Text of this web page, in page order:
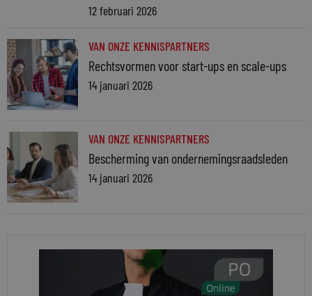
12 februari 2026
VAN ONZE KENNISPARTNERS
Rechtsvormen voor start-ups en scale-ups
14 januari 2026
VAN ONZE KENNISPARTNERS
Bescherming van ondernemingsraadsleden
14 januari 2026